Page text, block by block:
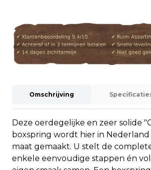
Omschrijving
Deze oerdegelijke en zeer solide
boxspring wordt hier in
maat gemaakt. U stelt de
enkele eenvoudige stappen én